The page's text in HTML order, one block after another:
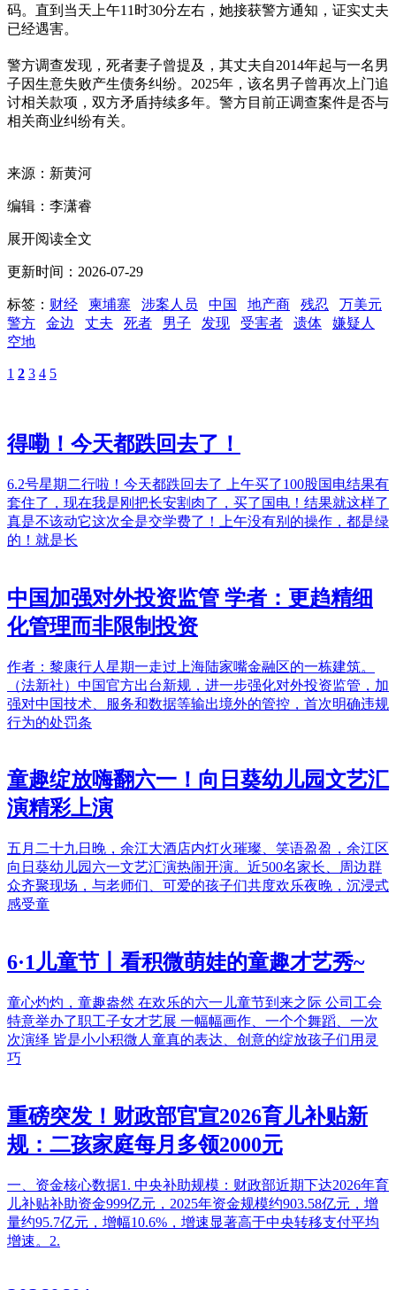
码。直到当天上午11时30分左右，她接获警方通知，证实丈夫
已经遇害。
警方调查发现，死者妻子曾提及，其丈夫自2014年起与一名男
子因生意失败产生债务纠纷。2025年，该名男子曾再次上门追
讨相关款项，双方矛盾持续多年。警方目前正调查案件是否与
相关商业纠纷有关。
来源：新黄河
编辑：李潇睿
展开阅读全文
更新时间：2026-07-29
标签： 财经 柬埔寨 涉案人员 中国 地产商 残忍
万美元
警方
金边 丈夫 死者 男子 发现 受害者 遗体
嫌疑人
空地
1 2 3 4 5
得嘞！今天都跌回去了！
6.2号星期二行啦！今天都跌回去了 上午买了100股国电结果有
套住了，现在我是刚把长安割肉了，买了国电！结果就这样了
真是不该动它这次全是交学费了！上午没有别的操作，都是绿
的！就是长
中国加强对外投资监管 学者：更趋精细
化管理而非限制投资
作者：黎康行人星期一走过上海陆家嘴金融区的一栋建筑。
（法新社）中国官方出台新规，进一步强化对外投资监管，加
强对中国技术、服务和数据等输出境外的管控，首次明确违规
行为的处罚条
童趣绽放嗨翻六一！向日葵幼儿园文艺汇
演精彩上演
五月二十九日晚，余江大酒店内灯火璀璨、笑语盈盈，余江区
向日葵幼儿园六一文艺汇演热闹开演。近500名家长、周边群
众齐聚现场，与老师们、可爱的孩子们共度欢乐夜晚，沉浸式
感受童
6·1儿童节丨看积微萌娃的童趣才艺秀~
童心灼灼，童趣盎然 在欢乐的六一儿童节到来之际 公司工会
特意举办了职工子女才艺展 一幅幅画作、一个个舞蹈、一次
次演绎 皆是小小积微人童真的表达、创意的绽放孩子们用灵
巧
重磅突发！财政部官宣2026育儿补贴新
规：二孩家庭每月多领2000元
一、资金核心数据1. 中央补助规模：财政部近期下达2026年育
儿补贴补助资金999亿元，2025年资金规模约903.58亿元，增
量约95.7亿元，增幅10.6%，增速显著高于中央转移支付平均
增速。2.